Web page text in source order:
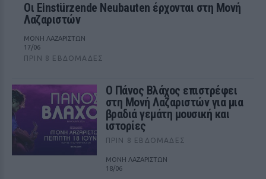
Οι Einstürzende Neubauten έρχονται στη Μονή
Λαζαριστών
ΜΟΝΗ ΛΑΖΑΡΙΣΤΩΝ
17/06
ΠΡΙΝ 8 ΕΒΔΟΜΆΔΕΣ
Ο Πάνος Βλάχος επιστρέφει
στη Μονή Λαζαριστών για μια
βραδιά γεμάτη μουσική και
ιστορίες
ΠΡΙΝ 8 ΕΒΔΟΜΆΔΕΣ
ΜΟΝΗ ΛΑΖΑΡΙΣΤΩΝ
18/06